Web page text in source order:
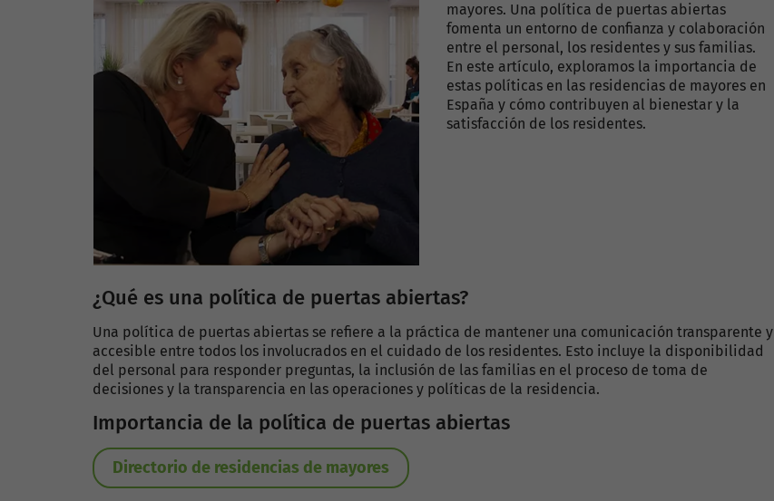
mayores. Una política de puertas abiertas
fomenta un entorno de confianza y colaboración
entre el personal, los residentes y sus familias.
En este artículo, exploramos la importancia de
estas políticas en las residencias de mayores en
España y cómo contribuyen al bienestar y la
satisfacción de los residentes.
¿Qué es una política de puertas abiertas?
Una política de puertas abiertas se refiere a la práctica de mantener una comunicación transparente y
accesible entre todos los involucrados en el cuidado de los residentes. Esto incluye la disponibilidad
del personal para responder preguntas, la inclusión de las familias en el proceso de toma de
decisiones y la transparencia en las operaciones y políticas de la residencia.
Importancia de la política de puertas abiertas
Directorio de residencias de mayores